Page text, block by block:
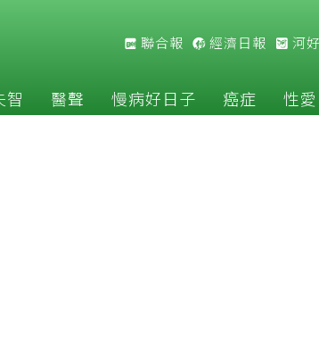
聯合報 經濟日報 河
智 醫聲 慢病好日子 癌症 性愛